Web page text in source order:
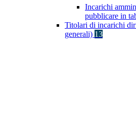
Incarichi
pubblicare in
Titolari di incarichi
generali) 13